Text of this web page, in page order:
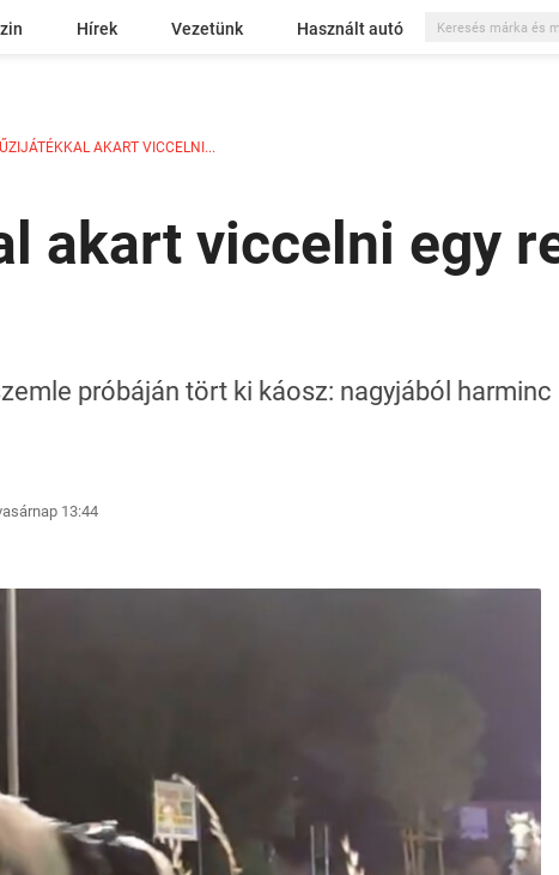
Hírek Vezetünk Használt autó
AKART VICCELNI...
akart viccelni egy
próbáján tört ki káosz: nagyjából
13:44